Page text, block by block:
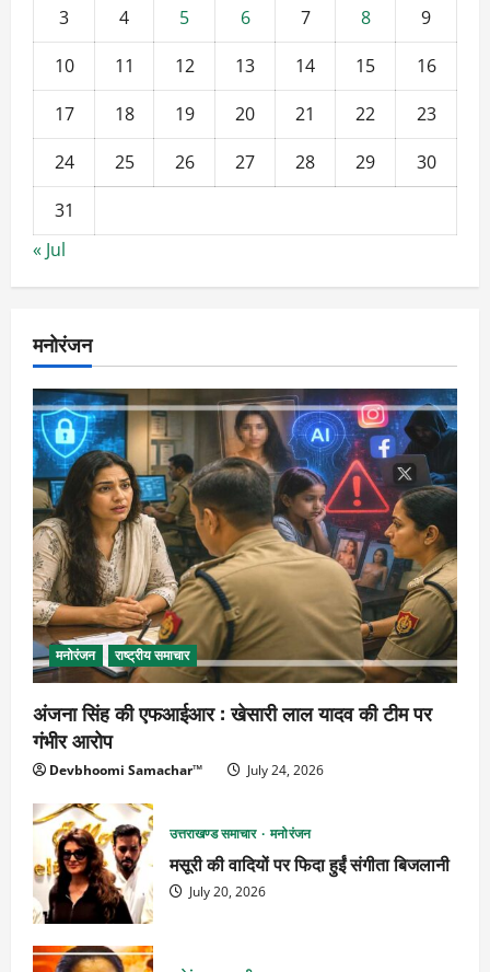
3
4 5 6 7 8
9
10
11 12 13 14 15
16
17
18 19 20 21 22
23
24
25 26 27 28 29
30
31
« Jul
मनोरंजन
मनोरंजन राष्ट्रीय समाचार
अंजना सिंह की एफआईआर : खेसारी लाल यादव की टीम पर
गंभीर आरोप
Devbhoomi Samachar™ July 24, 2026
उत्तराखण्ड समाचार मनोरंजन
मसूरी की वादियों पर फिदा हुईं संगीता बिजलानी
July 20, 2026